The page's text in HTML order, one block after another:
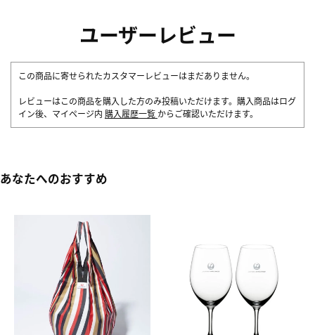
ユーザーレビュー
この商品に寄せられたカスタマーレビューはまだありません。
レビューはこの商品を購入した方のみ投稿いただけます。購入商品はログ
イン後、マイページ内 購入履歴一覧 からご確認いただけます。
あなたへのおすすめ